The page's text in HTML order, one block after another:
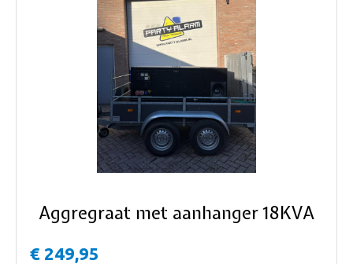
Aggregraat met aanhanger 18KVA
€ 249,95